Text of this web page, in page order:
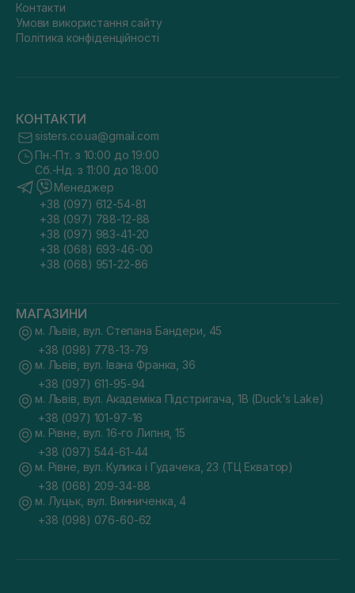
Контакти
Умови використання сайту
Політика конфіденційності
КОНТАКТИ
sisters.co.ua@gmail.com
Пн.-Пт. з 10:00 до 19:00
Сб.-Нд. з 11:00 до 18:00
Менеджер
+38 (097) 612-54-81
+38 (097) 788-12-88
+38 (097) 983-41-20
+38 (068) 693-46-00
+38 (068) 951-22-86
МАГАЗИНИ
м. Львів, вул. Степана Бандери, 45
+38 (098) 778-13-79
м. Львів, вул. Івана Франка, 36
+38 (097) 611-95-94
м. Львів, вул. Академіка Підстригача, 1В (Duck's Lake)
+38 (097) 101-97-16
м. Рівне, вул. 16-го Липня, 15
+38 (097) 544-61-44
м. Рівне, вул. Кулика і Гудачека, 23 (ТЦ Екватор)
+38 (068) 209-34-88
м. Луцьк, вул. Винниченка, 4
+38 (098) 076-60-62